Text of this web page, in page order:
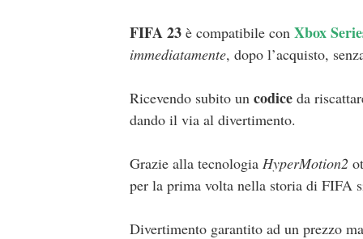
FIFA 23 è compatibile con Xbox
immediatamente, dopo l’acquisto,
Ricevendo subito un codice da
dando il via al divertimento.
Grazie alla tecnologia HyperMotion2
per la prima volta nella storia di FIFA
Divertimento garantito ad un prezzo